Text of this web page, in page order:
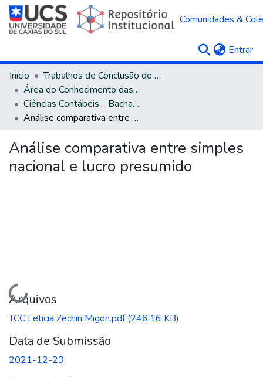
Comunidades &
Entrar
Início
Trabalhos de Conclusão de Curso
Área do Conhecimento das Ciências Sociais Aplicadas
Ciências Contábeis - Bacharelado
Análise comparativa entre simples nacional e lucro presumido
Análise comparativa entre simples
nacional e lucro presumido
Carregando...
Arquivos
TCC Leticia Zechin Migon.pdf(246.16 KB)
Data de Submissão
2021-12-23